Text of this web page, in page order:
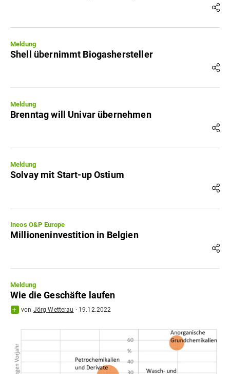
Meldung
Shell übernimmt Biogashersteller
Meldung
Brenntag will Univar übernehmen
Meldung
Solvay mit Start-up Ostium
Ineos O&P Europe
Millioneninvestition in Belgien
Meldung
Wie die Geschäfte laufen
von Jörg Wetterau · 19.12.2022